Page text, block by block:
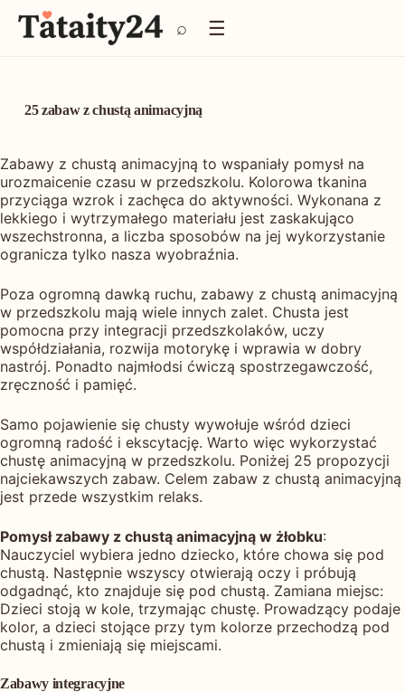
P
r
d
o
t
r
e
ś
c
⌕ ☰
25 zabaw z chustą animacyjną
Zabawy z chustą animacyjną to wspaniały pomysł na
urozmaicenie czasu w przedszkolu. Kolorowa tkanina
przyciąga wzrok i zachęca do aktywności. Wykonana z
lekkiego i wytrzymałego materiału jest zaskakująco
wszechstronna, a liczba sposobów na jej wykorzystanie
ogranicza tylko nasza wyobraźnia.
Poza ogromną dawką ruchu, zabawy z chustą animacyjną
w przedszkolu mają wiele innych zalet. Chusta jest
pomocna przy integracji przedszkolaków, uczy
współdziałania, rozwija motorykę i wprawia w dobry
nastrój. Ponadto najmłodsi ćwiczą spostrzegawczość,
zręczność i pamięć.
Samo pojawienie się chusty wywołuje wśród dzieci
ogromną radość i ekscytację. Warto więc wykorzystać
chustę animacyjną w przedszkolu. Poniżej 25 propozycji
najciekawszych zabaw. Celem zabaw z chustą animacyjną
jest przede wszystkim relaks.
Pomysł zabawy z chustą animacyjną w żłobku:
Nauczyciel wybiera jedno dziecko, które chowa się pod
chustą. Następnie wszyscy otwierają oczy i próbują
odgadnąć, kto znajduje się pod chustą. Zamiana miejsc:
Dzieci stoją w kole, trzymając chustę. Prowadzący podaje
kolor, a dzieci stojące przy tym kolorze przechodzą pod
chustą i zmieniają się miejscami.
Zabawy integracyjne